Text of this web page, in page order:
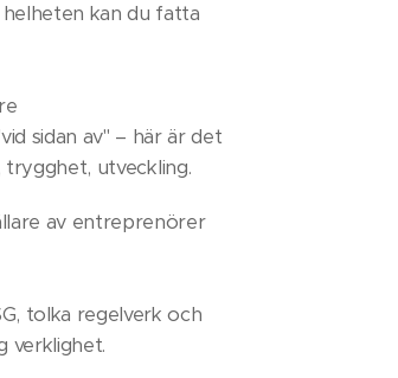
kan du fatta
sidan av" – här är det
utveckling.
av entreprenörer
tolka regelverk och
verklighet.